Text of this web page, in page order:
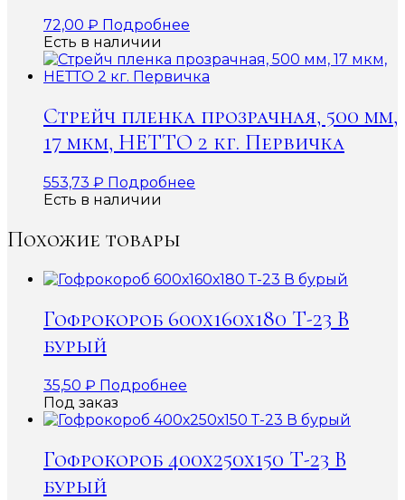
72,00 ₽ Подробнее
Есть в наличии
Стрейч пленка прозрачная, 500 мм,
17 мкм, НЕТТО 2 кг. Первичка
553,73 ₽ Подробнее
Есть в наличии
Похожие товары
Гофрокороб 600х160х180 Т-23 В
бурый
35,50 ₽ Подробнее
Под заказ
Гофрокороб 400х250х150 Т-23 В
бурый